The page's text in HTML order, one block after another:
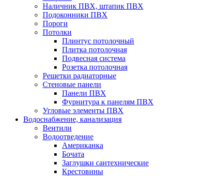
Наличник ПВХ, штапик ПВХ
Подоконники ПВХ
Пороги
Потолки
Плинтус потолочный
Плитка потолочная
Подвесная система
Розетка потолочная
Решетки радиаторные
Стеновые панели
Панели ПВХ
Фурнитура к панелям ПВХ
Угловые элементы ПВХ
Водоснабжение, канализация
Вентили
Водоотведение
Американка
Бочата
Заглушки сантехнические
Крестовины